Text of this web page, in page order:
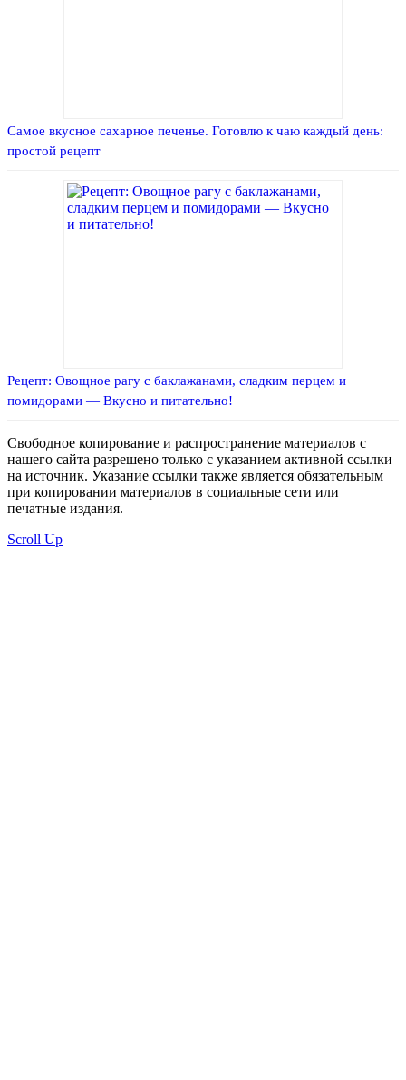
Самое вкусное сахарное печенье. Готовлю к чаю каждый день:
простой рецепт
Рецепт: Овощное рагу с баклажанами, сладким перцем и
помидорами — Вкусно и питательно!
Свободное копирование и распространение материалов с
нашего сайта разрешено только с указанием активной ссылки
на источник. Указание ссылки также является обязательным
при копировании материалов в социальные сети или
печатные издания.
Scroll Up